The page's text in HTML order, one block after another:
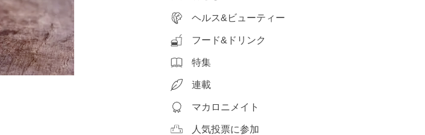
ヘルス&ビューティー
フード&ドリンク
特集
連載
マカロニメイト
人気投票に参加